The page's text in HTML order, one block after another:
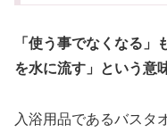
「使う事でなくなる」
を水に流す」という意
入浴用品であるバスタ